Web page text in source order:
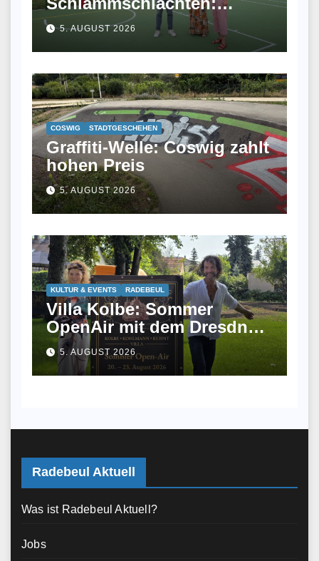
Meißen eröffnet
Allwetterplatz
5. AUGUST 2026
COSWIG STADTGESCHEHEN
Graffiti-Welle: Coswig zahlt
hohen Preis
5. AUGUST 2026
KULTUR & EVENTS RADEBEUL
Villa Kolbe: Sommer
OpenAir mit dem Dresdner
Kreuzchor und
musikalischem Picknick
5. AUGUST 2026
Radebeul Aktuell
Was ist Radebeul Aktuell?
Jobs